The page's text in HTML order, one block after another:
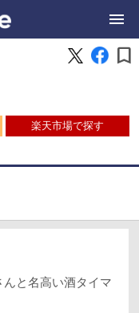
bookmark
楽天市場で探す
と名高い酒タイマ